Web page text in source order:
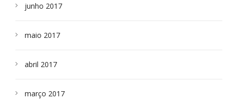
junho 2017
maio 2017
abril 2017
março 2017